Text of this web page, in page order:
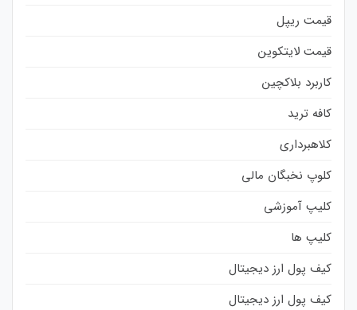
قیمت ریپل
قیمت لایتکوین
کاربرد بلاکچین
کافه ترید
کلاهبرداری
کلوپ نخبگان مالی
کلیپ آموزشی
کلیپ ها
کیف پول ارز دیجیتال
کیف پول ارز دیجیتال